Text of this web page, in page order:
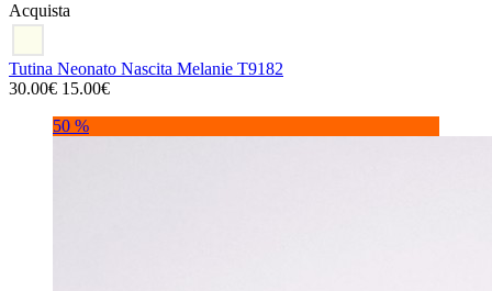
Acquista
Tutina Neonato Nascita Melanie T9182
30.00€ 15.00€
50 %